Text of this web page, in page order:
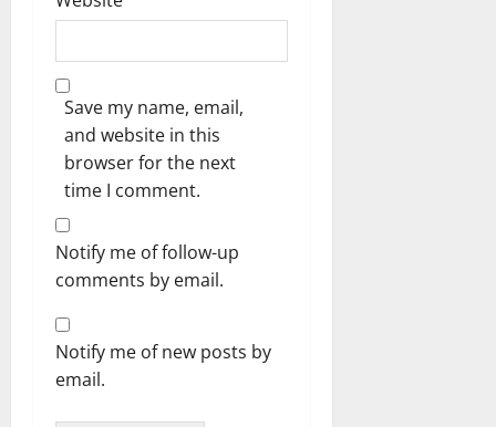
Save my name, email,
and website in this
browser for the next
time I comment.
Notify me of follow-up
comments by email.
Notify me of new posts by
email.